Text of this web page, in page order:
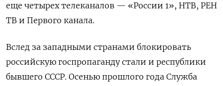
еще четырех телеканалов — «России 1», НТВ, РЕН
ТВ и Первого канала.
Вслед за западными странами блокировать
российскую госпропаганду стали и республики
бывшего СССР. Осенью прошлого года Служба